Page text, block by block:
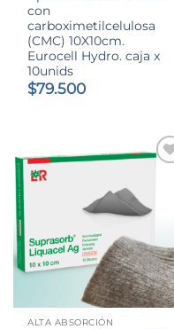
con
carboximetilcelulosa
(CMC) 10X10cm.
Eurocell Hydro. caja x
10unids
$79.500
ALTA ABSORCIÓN